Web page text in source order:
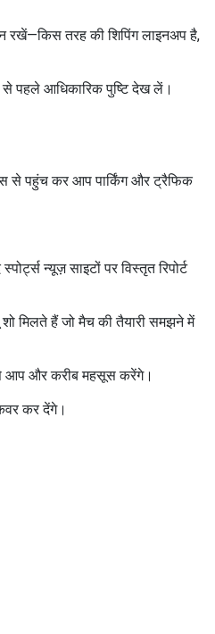
रखें—किस तरह की शिपिंग लाइनअप है,
से पहले आधिकारिक पुष्टि देख लें।
से पहुंच कर आप पार्किंग और ट्रैफिक
न्यूज़ साइटों पर विस्तृत रिपोर्ट
मिलते हैं जो मैच की तैयारी समझने में
आप और करीब महसूस करेंगे।
कर देंगे।